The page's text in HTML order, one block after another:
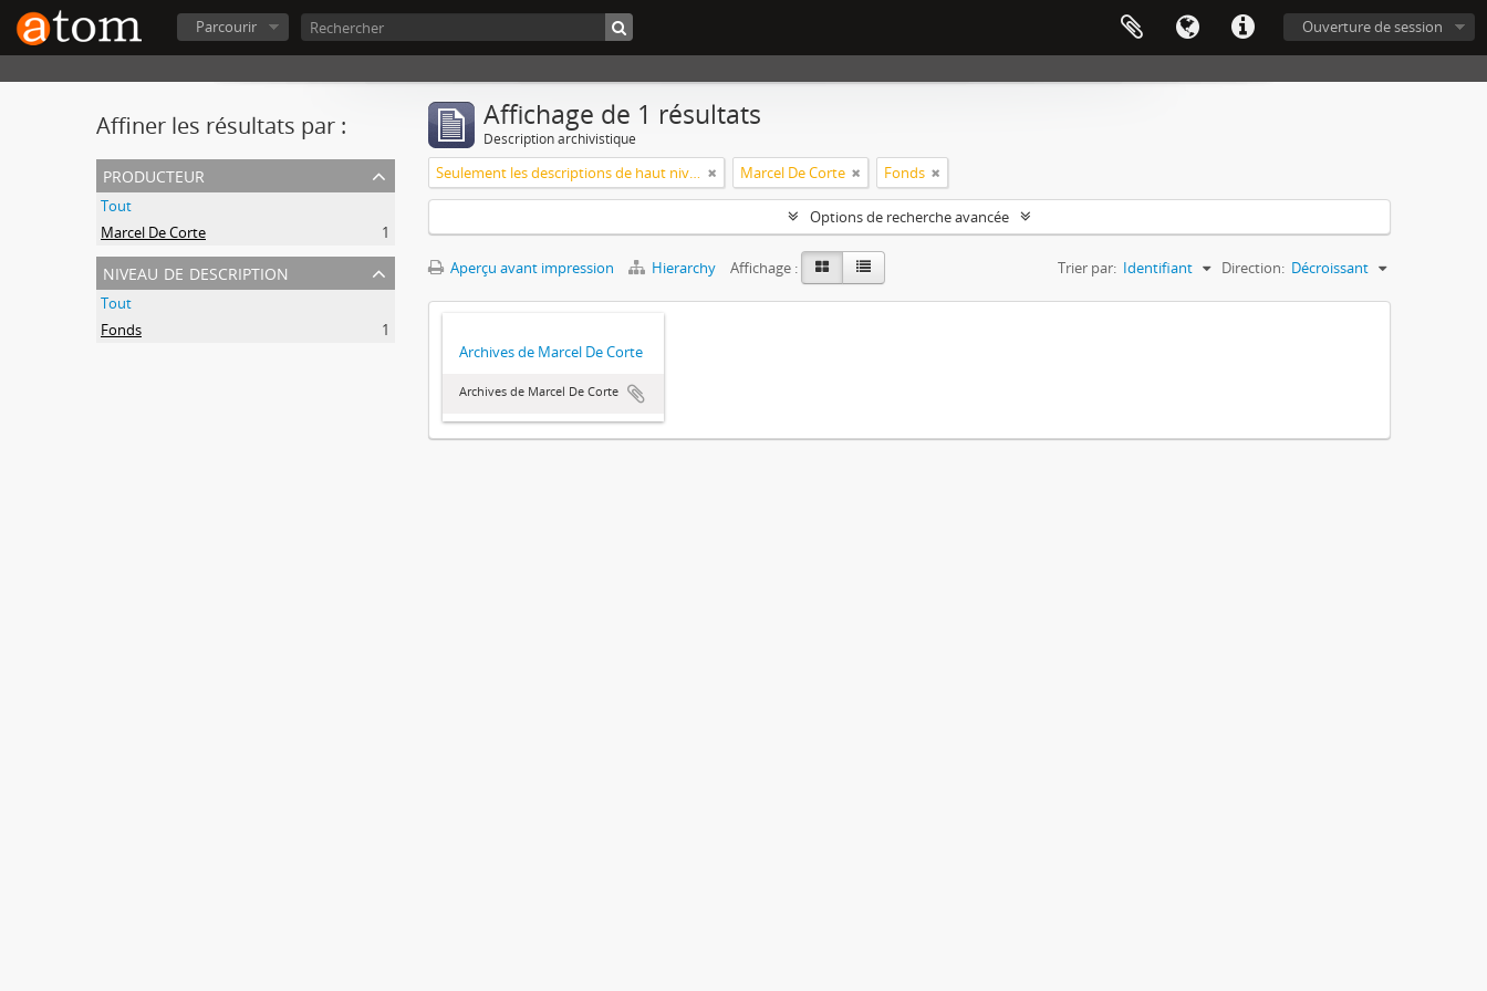
Ouverture de session
Parcourir
Affiner les résultats par :
producteur
Tout
Marcel De Corte
1
niveau de description
Tout
Fonds
1
Affichage de 1 résultats
Description archivistique
Seulement les descriptions de haut niveau Marcel De Corte Fonds
Options de recherche avancée
Aperçu avant impression Hierarchy Affichage : Trier par: Identifiant Direction: Décroissant
Archives de Marcel De Corte
Archives de Marcel De Corte